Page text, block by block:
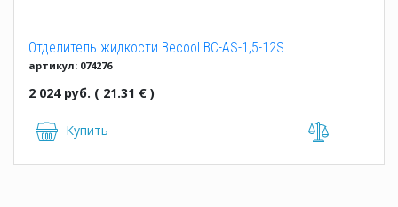
Отделитель жидкости Becool BC-AS-1,5-12S
артикул: 074276
2 024 руб. ( 21.31 € )
Купить